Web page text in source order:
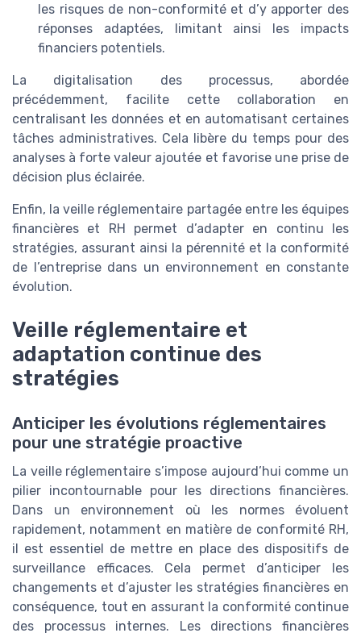
les risques de non-conformité et d’y apporter des
réponses adaptées, limitant ainsi les impacts
financiers potentiels.
La digitalisation des processus, abordée
précédemment, facilite cette collaboration en
centralisant les données et en automatisant certaines
tâches administratives. Cela libère du temps pour des
analyses à forte valeur ajoutée et favorise une prise de
décision plus éclairée.
Enfin, la veille réglementaire partagée entre les équipes
financières et RH permet d’adapter en continu les
stratégies, assurant ainsi la pérennité et la conformité
de l’entreprise dans un environnement en constante
évolution.
Veille réglementaire et
adaptation continue des
stratégies
Anticiper les évolutions réglementaires
pour une stratégie proactive
La veille réglementaire s’impose aujourd’hui comme un
pilier incontournable pour les directions financières.
Dans un environnement où les normes évoluent
rapidement, notamment en matière de conformité RH,
il est essentiel de mettre en place des dispositifs de
surveillance efficaces. Cela permet d’anticiper les
changements et d’ajuster les stratégies financières en
conséquence, tout en assurant la conformité continue
des processus internes. Les directions financières